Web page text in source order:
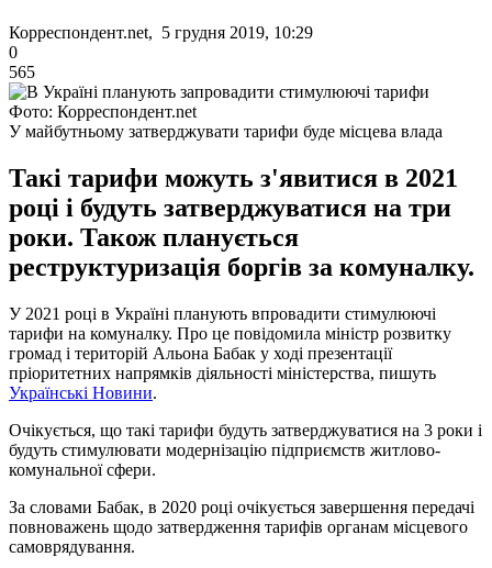
Корреспондент.net, 5 грудня 2019, 10:29
0
565
Фото: Корреспондент.net
У майбутньому затверджувати тарифи буде місцева влада
Такі тарифи можуть з'явитися в 2021
році і будуть затверджуватися на три
роки. Також планується
реструктуризація боргів за комуналку.
У 2021 році в Україні планують впровадити стимулюючі
тарифи на комуналку. Про це повідомила міністр розвитку
громад і територій Альона Бабак у ході презентації
пріоритетних напрямків діяльності міністерства, пишуть
Українські Новини.
Очікується, що такі тарифи будуть затверджуватися на 3 роки і
будуть стимулювати модернізацію підприємств житлово-
комунальної сфери.
За словами Бабак, в 2020 році очікується завершення передачі
повноважень щодо затвердження тарифів органам місцевого
самоврядування.